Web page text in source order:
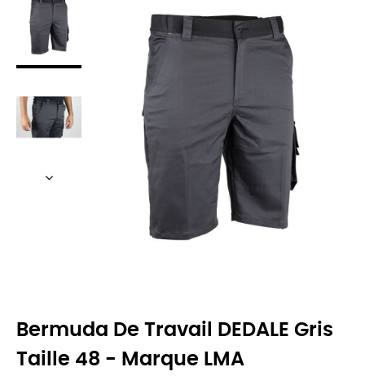
Bermuda De Travail DEDALE Gris
Taille 48 - Marque LMA